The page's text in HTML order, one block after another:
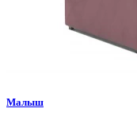
Малыш